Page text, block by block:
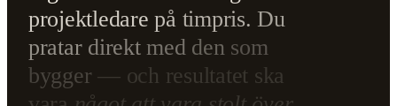
projektledare på timpris. Du
pratar direkt med den som
bygger — och resultatet ska